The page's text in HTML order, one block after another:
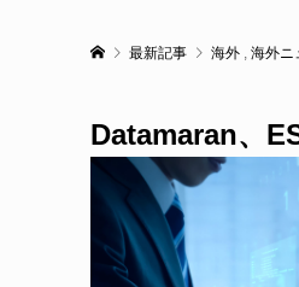
最新記事 海外 , 海外ニ
Datamaran、